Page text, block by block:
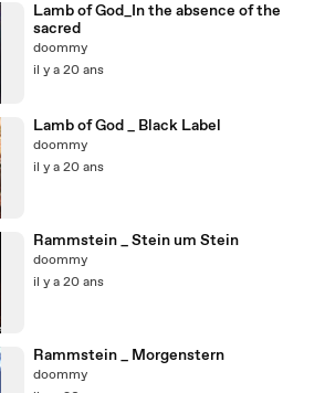
Lamb of God_In the absence of the
sacred
doommy
il y a 20 ans
Lamb of God _ Black Label
doommy
il y a 20 ans
Rammstein _ Stein um Stein
doommy
il y a 20 ans
Rammstein _ Morgenstern
doommy